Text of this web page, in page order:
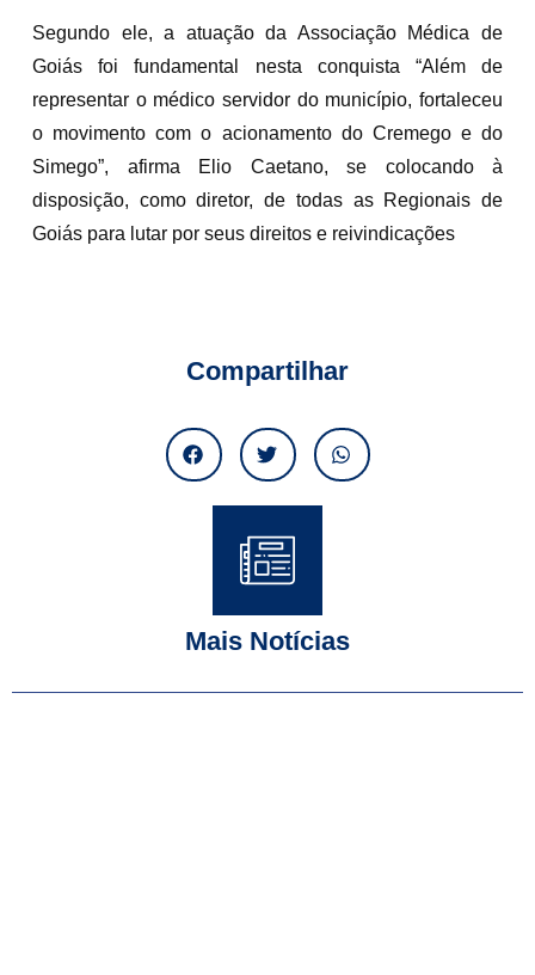
Segundo ele, a atuação da Associação Médica de
Goiás foi fundamental nesta conquista “Além de
representar o médico servidor do município, fortaleceu
o movimento com o acionamento do Cremego e do
Simego”, afirma Elio Caetano, se colocando à
disposição, como diretor, de todas as Regionais de
Goiás para lutar por seus direitos e reivindicações
Compartilhar
Mais Notícias